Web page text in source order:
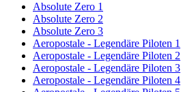
Absolute Zero 1
Absolute Zero 2
Absolute Zero 3
Aeropostale - Legendäre Piloten 1
Aeropostale - Legendäre Piloten 2
Aeropostale - Legendäre Piloten 3
Aeropostale - Legendäre Piloten 4